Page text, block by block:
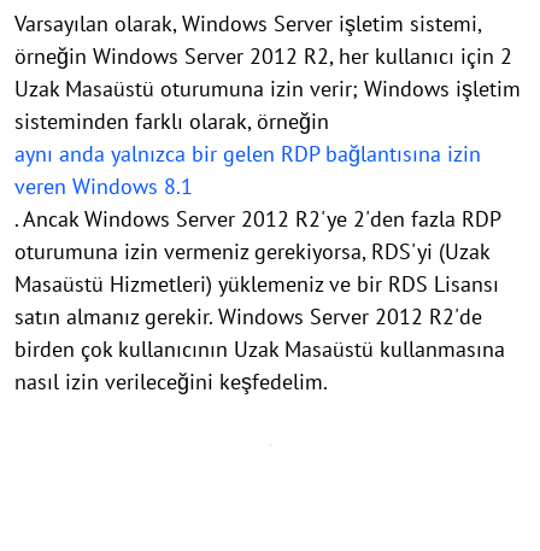
Varsayılan olarak, Windows Server işletim sistemi,
örneğin Windows Server 2012 R2, her kullanıcı için 2
Uzak Masaüstü oturumuna izin verir; Windows işletim
sisteminden farklı olarak, örneğin
aynı anda yalnızca bir gelen RDP bağlantısına izin
veren Windows 8.1
. Ancak Windows Server 2012 R2'ye 2'den fazla RDP
oturumuna izin vermeniz gerekiyorsa, RDS'yi (Uzak
Masaüstü Hizmetleri) yüklemeniz ve bir RDS Lisansı
satın almanız gerekir. Windows Server 2012 R2'de
birden çok kullanıcının Uzak Masaüstü kullanmasına
nasıl izin verileceğini keşfedelim.